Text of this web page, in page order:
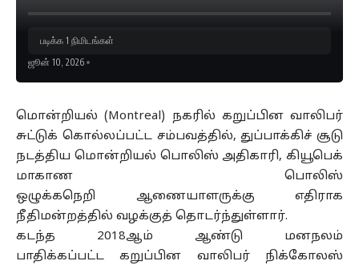
ஜூன் 10, 2026
படிக்க 1 நிமிடங்கள்
மொன்றியல் (Montreal) நகரில் கறுப்பின வாலிபர்
சுட்டுக் கொல்லப்பட்ட சம்பவத்தில், துப்பாக்கிச் சூடு
நடத்திய மொன்றியல் பொலிஸ் அதிகாரி, கியூபெக்
மாகாண பொலிஸ்
ஒழுக்கநெறி ஆணையாளருக்கு எதிராக
நீதிமன்றத்தில் வழக்குத் தொடர்ந்துள்ளார்.
கடந்த 2018ஆம் ஆண்டு மனநலம்
பாதிக்கப்பட்ட கறுப்பின வாலிபர் நிக்கோலஸ்